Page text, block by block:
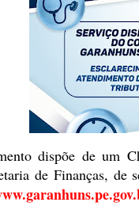
dispõe de um
de Finanças, de